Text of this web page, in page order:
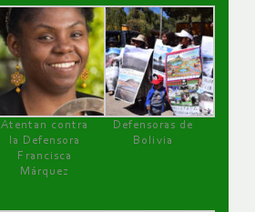
Atentan contra
la Defensora
Francisca
Márquez
Defensoras de
Bolivia